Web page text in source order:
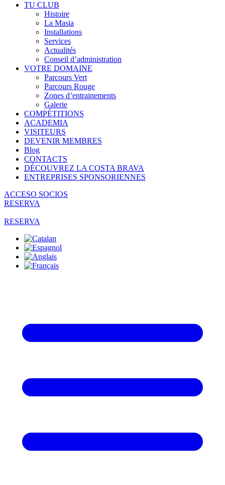
TU CLUB
Histoire
La Masia
Installations
Services
Actualités
Conseil d’administration
VOTRE DOMAINE
Parcours Vert
Parcours Rouge
Zones d’entrainements
Galerie
COMPÉTITIONS
ACADEMIA
VISITEURS
DEVENIR MEMBRES
Blog
CONTACTS
DÉCOUVREZ LA COSTA BRAVA
ENTREPRISES SPONSORIENNES
ACCESO SOCIOS
RESERVA
RESERVA